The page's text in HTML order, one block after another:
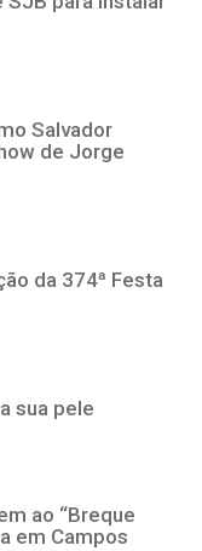
Salvador
de Jorge
da 374ª Festa
sua pele
ao “Breque
em Campos